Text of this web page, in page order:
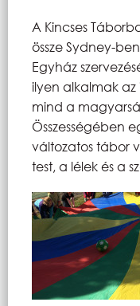
A Kincses
össze Sydney-
Egyház
ilyen alkalmak az
mind a
Összességében
változatos tábor
test, a lélek és a